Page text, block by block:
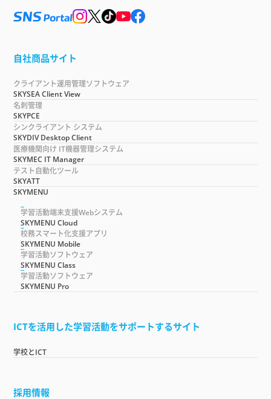
自社商品サイト
クライアント運用管理ソフトウェア
SKYSEA Client View
名刺管理
SKYPCE
シンクライアント システム
SKYDIV Desktop Client
医療機関向け IT機器管理システム
SKYMEC IT Manager
テスト自動化ツール
SKYATT
SKYMENU
学習活動端末支援Webシステム
SKYMENU Cloud
校務スマート化支援アプリ
SKYMENU Mobile
学習活動ソフトウェア
SKYMENU Class
学習活動ソフトウェア
SKYMENU Pro
ICTを活用した学習活動をサポートするサイト
学校とICT
採用情報